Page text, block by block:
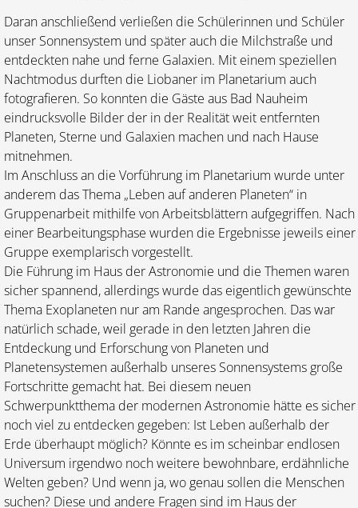
Daran anschließend verließen die Schülerinnen und Schüler
unser Sonnensystem und später auch die Milchstraße und
entdeckten nahe und ferne Galaxien. Mit einem speziellen
Nachtmodus durften die Liobaner im Planetarium auch
fotografieren. So konnten die Gäste aus Bad Nauheim
eindrucksvolle Bilder der in der Realität weit entfernten
Planeten, Sterne und Galaxien machen und nach Hause
mitnehmen.
Im Anschluss an die Vorführung im Planetarium wurde unter
anderem das Thema „Leben auf anderen Planeten“ in
Gruppenarbeit mithilfe von Arbeitsblättern aufgegriffen. Nach
einer Bearbeitungsphase wurden die Ergebnisse jeweils einer
Gruppe exemplarisch vorgestellt.
Die Führung im Haus der Astronomie und die Themen waren
sicher spannend, allerdings wurde das eigentlich gewünschte
Thema Exoplaneten nur am Rande angesprochen. Das war
natürlich schade, weil gerade in den letzten Jahren die
Entdeckung und Erforschung von Planeten und
Planetensystemen außerhalb unseres Sonnensystems große
Fortschrit­te gemacht hat. Bei diesem neuen
Schwerpunktthema der modernen Astronomie hätte es sicher
noch viel zu entdecken gegeben: Ist Leben außerhalb der
Erde überhaupt möglich? Könnte es im scheinbar endlosen
Universum irgendwo noch weitere bewohnbare, erd­ähnliche
Welten geben? Und wenn ja, wo genau sollen die Menschen
suchen? Diese und andere Fragen sind im Haus der